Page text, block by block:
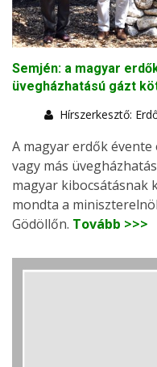
Semjén: a magyar
üvegházhatású gázt
Hírszerkesztő:
A magyar erdők
vagy más
magyar kibocsátásnak
mondta a
Gödöllőn. Tovább >>>